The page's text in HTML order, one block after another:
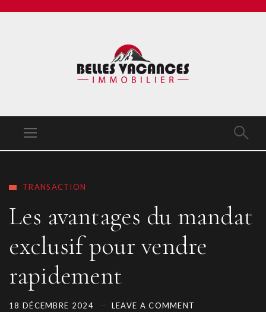
TRANSACTION
Les avantages du mandat
exclusif pour vendre
rapidement
18 DÉCEMBRE 2024 LEAVE A COMMENT